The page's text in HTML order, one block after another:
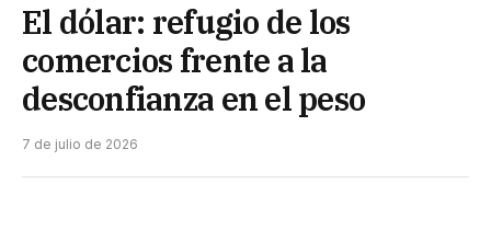
El dólar: refugio de los
comercios frente a la
desconfianza en el peso
7 de julio de 2026